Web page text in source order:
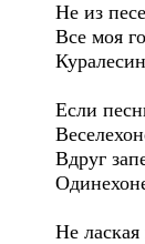
Не из
Все моя
Если
Вдруг
Не лаская